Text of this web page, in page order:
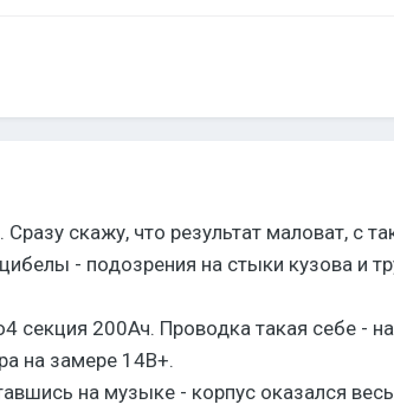
скажу, что результат маловат, с
- подозрения на стыки кузова и
секция 200Ач. Проводка такая себе -
на замере 14В+.
на музыке - корпус оказался